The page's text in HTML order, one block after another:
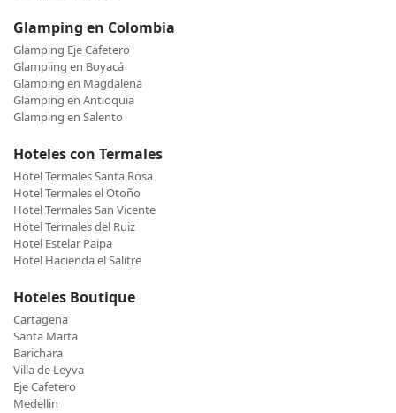
Glamping en Colombia
Glamping Eje Cafetero
Glampiing en Boyacá
Glamping en Magdalena
Glamping en Antioquia
Glamping en Salento
Hoteles con Termales
Hotel Termales Santa Rosa
Hotel Termales el Otoño
Hotel Termales San Vicente
Hotel Termales del Ruiz
Hotel Estelar Paipa
Hotel Hacienda el Salitre
Hoteles Boutique
Cartagena
Santa Marta
Barichara
Villa de Leyva
Eje Cafetero
Medellin